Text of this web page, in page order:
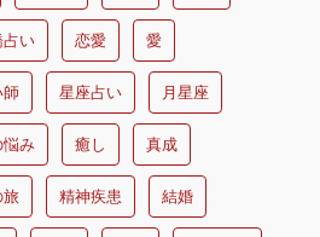
占い 恋愛 愛
師 星座占い 月星座
悩み 癒し 真成
旅 精神疾患 結婚